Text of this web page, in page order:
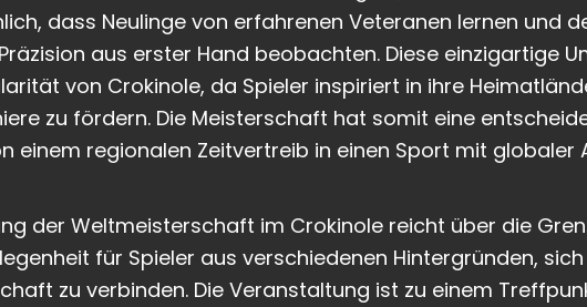
dass Neulinge von erfahrenen Veteranen lernen und
aus erster Hand beobachten. Diese einzigartige
von Crokinole, da Spieler inspiriert in ihre
zu fördern. Die Meisterschaft hat somit eine
einem regionalen Zeitvertreib in einen Sport mit globaler
der Weltmeisterschaft im Crokinole reicht über die
für Spieler aus verschiedenen Hintergründen,
zu verbinden. Die Veranstaltung ist zu einem